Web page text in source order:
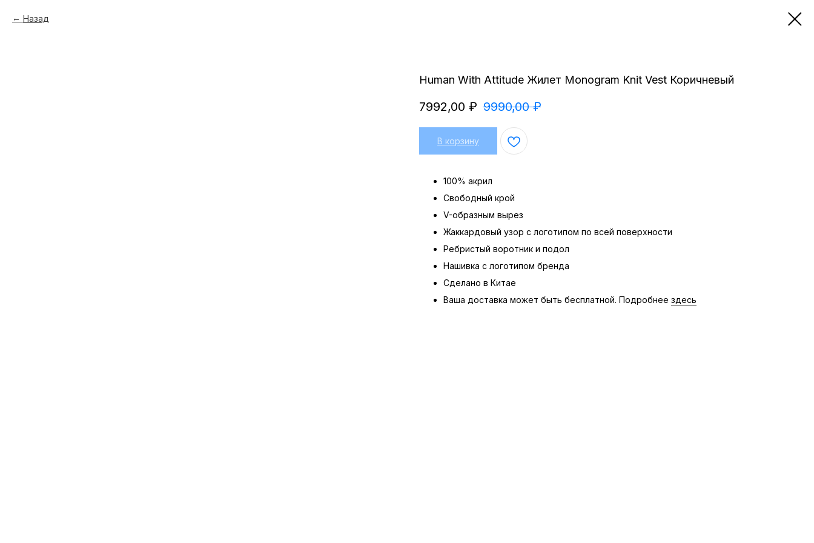
Назад
Human With Attitude Жилет Monogram Knit Vest Коричневый
7992,00 ₽ 9990,00 ₽
В корзину
100% акрил
Свободный крой
V-образным вырез
Жаккардовый узор с логотипом по всей поверхности
Ребристый воротник и подол
Нашивка с логотипом бренда
Сделано в Китае
Ваша доставка может быть бесплатной. Подробнее здесь